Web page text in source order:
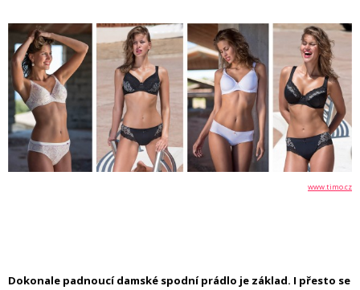
www.timo.cz
Dokonale padnoucí damské spodní prádlo je základ. I přesto se